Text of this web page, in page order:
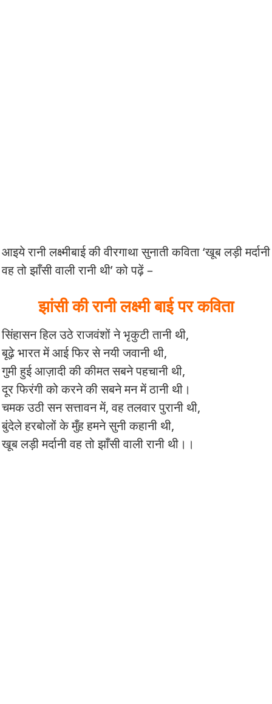
आइये रानी लक्ष्मीबाई की वीरगाथा सुनाती कविता ‘खूब लड़ी मर्दानी
वह तो झाँसी वाली रानी थी’ को पढ़ें –
झांसी की रानी लक्ष्मी बाई पर कविता
सिंहासन हिल उठे राजवंशों ने भृकुटी तानी थी,
बूढ़े भारत में आई फिर से नयी जवानी थी,
गुमी हुई आज़ादी की कीमत सबने पहचानी थी,
दूर फिरंगी को करने की सबने मन में ठानी थी।
चमक उठी सन सत्तावन में, वह तलवार पुरानी थी,
बुंदेले हरबोलों के मुँह हमने सुनी कहानी थी,
खूब लड़ी मर्दानी वह तो झाँसी वाली रानी थी।।